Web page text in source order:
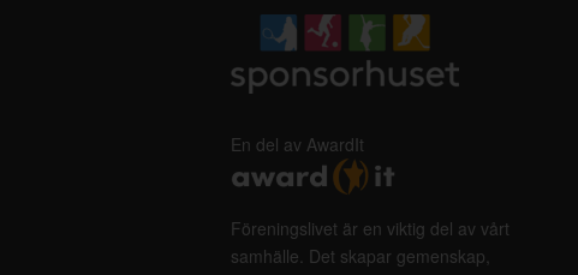
En del av AwardIt
Föreningslivet är en viktig del av vårt
samhälle. Det skapar gemenskap,